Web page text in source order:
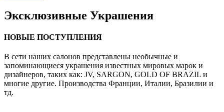
Эксклюзивные Украшения
НОВЫЕ ПОСТУПЛЕНИЯ
В сети наших салонов представлены необычные и
запоминающиеся украшения известных мировых марок и
дизайнеров, таких как: JV, SARGON, GOLD OF BRAZIL и
многие другие. Производства Франции, Италии, Бразилии и
тд.